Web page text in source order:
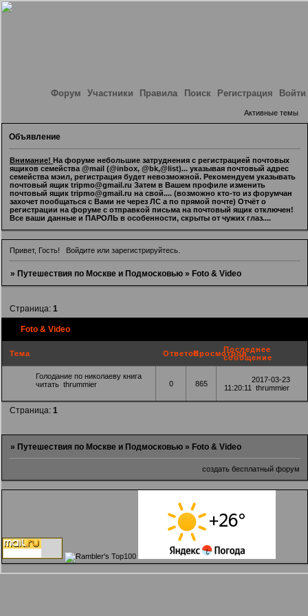
Форум Участники Правила Поиск Регистрация Войти
Активные темы
Объявление
Внимание! На форуме небольшие затруднения с регистрацией почтовых
ящиков семейства @mail (@inbox, @bk,@list)... указывая почтовый адрес
семейства мэил, регистрация будет невозможной. Рекомендуем указывать
почтовый ящик tripmo@gmail.ru Затем в Вашем профиле изменить
почтовый ящик tripmo@gmail.ru на свой.... (возможно кто-то из форумчан
захочет пообщаться с Вами не через ЛС а по прямой почте) Отчёт о
регистрации на форуме с отправкой письма на почтовый ящик отключен!
Все ваши данные и ПАРОЛЬ в особенности, скрыты от чужих глаз....
Привет, Гость! Войдитеили зарегистрируйтесь.
» Путешествия по Москве и Подмосковью » Foto & Video
Foto & Video
Страница:1
Тема ОтветовПросмотровПоследнее
сообщение
Голодание по николаеву книга
читать thrummier 0 865
2017-03-23
11:20:11
thrummier
Страница:1
» Путешествия по Москве и Подмосковью » Foto & Video
создать бесплатный форум